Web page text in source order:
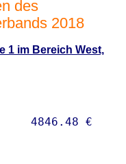
des
2018
1 im Bereich West,